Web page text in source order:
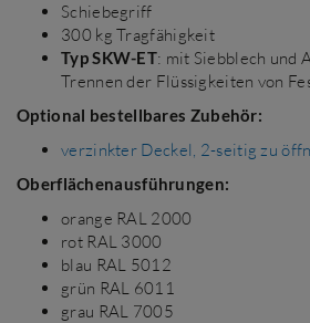
Schiebegriff
300 kg Tragfähigkeit
Typ SKW-ET: mit Siebblech und
Trennen der Flüssigkeiten von
Optional bestellbares Zubehör:
verzinkter Deckel, 2-seitig zu
Oberflächenausführungen:
orange RAL 2000
rot RAL 3000
blau RAL 5012
grün RAL 6011
grau RAL 7005